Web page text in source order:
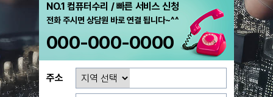
NO.1 컴퓨터수리 / 빠른 서비스 신청
전화 주시면 상담원 바로 연결 됩니다~^^
000-000-0000
주소